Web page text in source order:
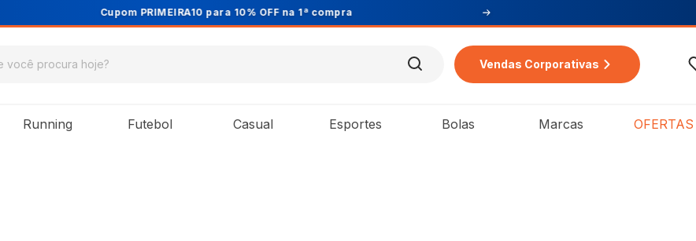
Cupom PRIMEIRA10 para 10% OFF na 1ª compra
Vendas Corporativas
Running Futebol Casual Esportes Bolas Marcas OFERTAS